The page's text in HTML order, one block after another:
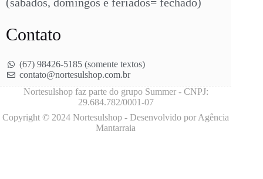
Contato
(67) 98426-5185 (somente textos)
contato@nortesulshop.com.br
Nortesulshop faz parte do grupo Summer - CNPJ:
29.684.782/0001-07
Copyright © 2024 Nortesulshop - Desenvolvido por Agência
Mantarraia